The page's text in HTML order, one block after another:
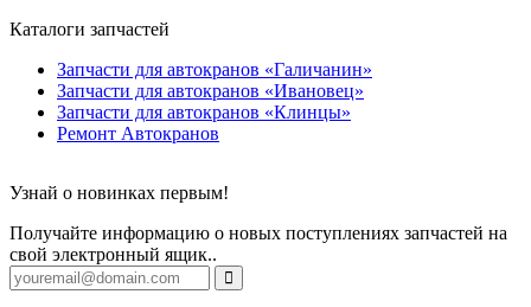
Каталоги запчастей
Запчасти для автокранов «Галичанин»
Запчасти для автокранов «Ивановец»
Запчасти для автокранов «Клинцы»
Ремонт Автокранов
Узнай о новинках первым!
Получайте информацию о новых поступлениях запчастей на
свой электронный ящик..